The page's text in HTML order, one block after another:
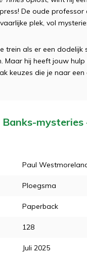
De oude
plek, vol
trein als er een dodelijk
Maar hij heeft jouw
keuzes die je naar
Paul
Ploegsma
Paperback
128
Juli 2025